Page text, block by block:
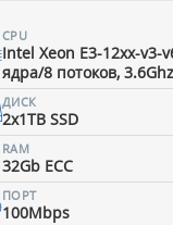
CPU
Intel Xeon E3-12xx-v3-
ядра/8 потоков,
ДИСК
2x1TB SSD
RAM
32Gb ECC
ПОРТ
100Mbps